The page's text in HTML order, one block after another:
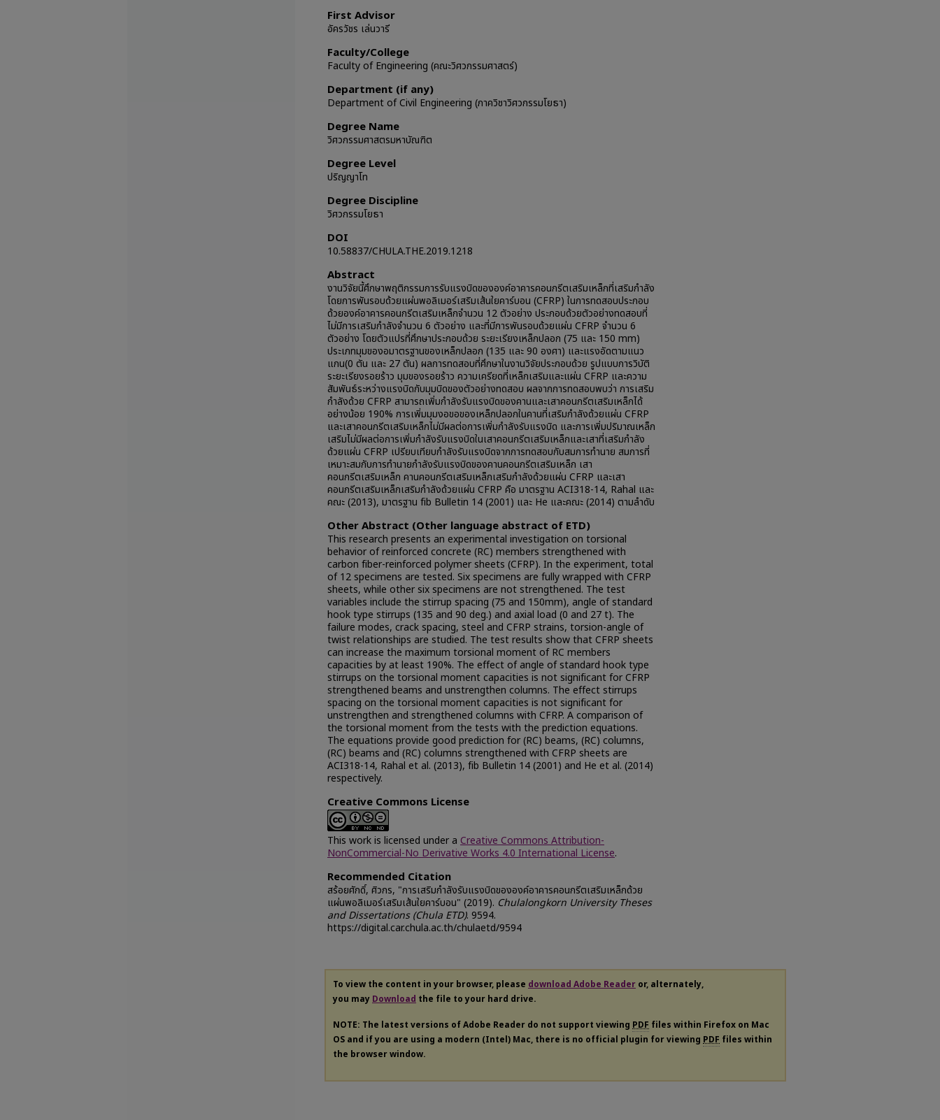
First Advisor
อัครวัชร เล่นวารี
Faculty/College
Faculty of Engineering (คณะวิศวกรรมศาสตร์)
Department (if any)
Department of Civil Engineering (ภาควิชาวิศวกรรมโยธา)
Degree Name
วิศวกรรมศาสตรมหาบัณฑิต
Degree Level
ปริญญาโท
Degree Discipline
วิศวกรรมโยธา
DOI
10.58837/CHULA.THE.2019.1218
Abstract
งานวิจัยนี้ศึกษาพฤติกรรมการรับแรงบิดขององค์อาคารคอนกรีตเสริมเหล็กที่เสริมกำลัง
โดยการพันรอบด้วยแผ่นพอลิเมอร์เสริมเส้นใยคาร์บอน (CFRP) ในการทดสอบประกอบ
ด้วยองค์อาคารคอนกรีตเสริมเหล็กจำนวน 12 ตัวอย่าง ประกอบด้วยตัวอย่างทดสอบที่
ไม่มีการเสริมกำลังจำนวน 6 ตัวอย่าง และที่มีการพันรอบด้วยแผ่น CFRP จำนวน 6
ตัวอย่าง โดยตัวแปรที่ศึกษาประกอบด้วย ระยะเรียงเหล็กปลอก (75 และ 150 mm)
ประเภทมุมของอมาตรฐานของเหล็กปลอก (135 และ 90 องศา) และแรงอัดตามแนว
แกน(0 ตัน และ 27 ตัน) ผลการทดสอบที่ศึกษาในงานวิจัยประกอบด้วย รูปแบบการวิบัติ
ระยะเรียงรอยร้าว มุมของรอยร้าว ความเครียดที่เหล็กเสริมและแผ่น CFRP และความ
สัมพันธ์ระหว่างแรงบิดกับมุมบิดของตัวอย่างทดสอบ ผลจากการทดสอบพบว่า การเสริม
กำลังด้วย CFRP สามารถเพิ่มกำลังรับแรงบิดของคานและเสาคอนกรีตเสริมเหล็กได้
อย่างน้อย 190% การเพิ่มมุมงอขอของเหล็กปลอกในคานที่เสริมกำลังด้วยแผ่น CFRP
และเสาคอนกรีตเสริมเหล็กไม่มีผลต่อการเพิ่มกำลังรับแรงบิด และการเพิ่มปริมาณเหล็ก
เสริมไม่มีผลต่อการเพิ่มกำลังรับแรงบิดในเสาคอนกรีตเสริมเหล็กและเสาที่เสริมกำลัง
ด้วยแผ่น CFRP เปรียบเทียบกำลังรับแรงบิดจากการทดสอบกับสมการทำนาย สมการที่
เหมาะสมกับการทำนายกำลังรับแรงบิดของคานคอนกรีตเสริมเหล็ก เสา
คอนกรีตเสริมเหล็ก คานคอนกรีตเสริมเหล็กเสริมกำลังด้วยแผ่น CFRP และเสา
คอนกรีตเสริมเหล็กเสริมกำลังด้วยแผ่น CFRP คือ มาตรฐาน ACI318-14, Rahal และ
คณะ (2013), มาตรฐาน fib Bulletin 14 (2001) และ He และคณะ (2014) ตามลำดับ
Other Abstract (Other language abstract of ETD)
This research presents an experimental investigation on torsional
behavior of reinforced concrete (RC) members strengthened with
carbon fiber-reinforced polymer sheets (CFRP). In the experiment, total
of 12 specimens are tested. Six specimens are fully wrapped with CFRP
sheets, while other six specimens are not strengthened. The test
variables include the stirrup spacing (75 and 150mm), angle of standard
hook type stirrups (135 and 90 deg.) and axial load (0 and 27 t). The
failure modes, crack spacing, steel and CFRP strains, torsion-angle of
twist relationships are studied. The test results show that CFRP sheets
can increase the maximum torsional moment of RC members
capacities by at least 190%. The effect of angle of standard hook type
stirrups on the torsional moment capacities is not significant for CFRP
strengthened beams and unstrengthen columns. The effect stirrups
spacing on the torsional moment capacities is not significant for
unstrengthen and strengthened columns with CFRP. A comparison of
the torsional moment from the tests with the prediction equations.
The equations provide good prediction for (RC) beams, (RC) columns,
(RC) beams and (RC) columns strengthened with CFRP sheets are
ACI318-14, Rahal et al. (2013), fib Bulletin 14 (2001) and He et al. (2014)
respectively.
Creative Commons License
This work is licensed under a Creative Commons Attribution-
NonCommercial-No Derivative Works 4.0 International License.
Recommended Citation
สร้อยศักดิ์, ศิวกร, "การเสริมกำลังรับแรงบิดขององค์อาคารคอนกรีตเสริมเหล็กด้วย
แผ่นพอลิเมอร์เสริมเส้นใยคาร์บอน" (2019). Chulalongkorn University Theses
and Dissertations (Chula ETD). 9594.
https://digital.car.chula.ac.th/chulaetd/9594
To view the content in your browser, please download Adobe Reader or, alternately,
you may Download the file to your hard drive.
NOTE: The latest versions of Adobe Reader do not support viewing PDF files within Firefox on Mac
OS and if you are using a modern (Intel) Mac, there is no official plugin for viewing PDF files within
the browser window.